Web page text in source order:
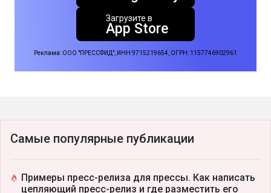
Загрузите в
App Store
Реклама: ООО "ПРЕССФИД", ИНН 9715219654, ОГРН: 1157746902961
Самые популярные публикации
Примеры пресс-релиза для прессы. Как написать
цепляющий пресс-релиз и где разместить его